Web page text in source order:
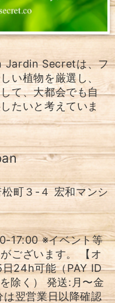
Jardin Secretは、フ
い植物を厳選し、
て、大都会でも自
たいと考えていま
町３-４ 宏和マンシ
17:00 ※イベント等
ございます。 【オ
24h可能（PAY ID
除く） 発送:月〜金
翌営業日以降確認